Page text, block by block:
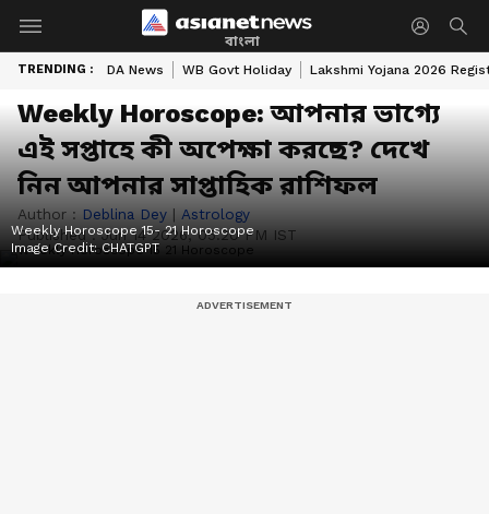
বাংলা
TRENDING : DA News WB Govt Holiday Lakshmi Yojana 2026
Weekly Horoscope: আপনার ভাগ্যে
এই সপ্তাহে কী অপেক্ষা করছে? দেখে
নিন আপনার সাপ্তাহিক রাশিফল
Author : Deblina Dey | Astrology
Published :Jun 14 2026, 05:20 PM IST
Weekly Horoscope 15- 21 Horoscope
Image Credit:CHATGPT